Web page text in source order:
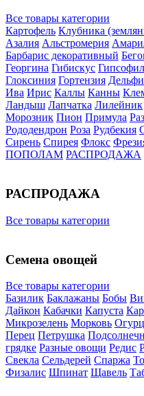
Все товары категории
Картофель Клубника
Азалия Альстромерия
Барбарис декоративный
Георгина Гибискус
Глоксиния Гортензия
Ива Ирис Каллы Канны
Ландыш Лапчатка Лилейник
Морозник Пион Примула
Рододендрон Роза Рудбекия
Сирень Спирея Флокс
ПОПОЛАМ РАСПРОДАЖА
РАСПРОДАЖА
Все товары категории
Семена овощей
Все товары категории
Базилик Баклажаны Бобы
Дайкон Кабачки Капуста
Микрозелень Морковь
Перец Петрушка
грядке Разные овощи Редис
Свекла Сельдерей Спаржа
Физалис Шпинат Щавель